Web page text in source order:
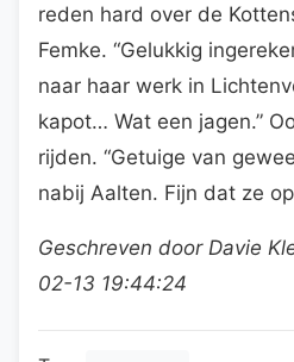
reden hard over de
Femke. “Gelukkig
naar haar werk in
kapot… Wat een jagen.”
rijden. “Getuige van
nabij Aalten. Fijn dat ze
Geschreven door Davie
02-13 19:44:24